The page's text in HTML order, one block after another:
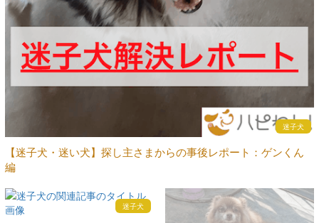
迷子犬
【迷子犬・迷い犬】探し主さまからの事後レポート：ゲンくん
編
迷子犬